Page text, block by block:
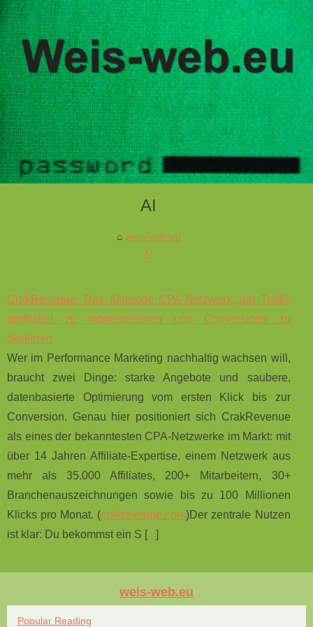
AI
weis-web.eu
AI
CrakRevenue: Das führende CPA‑Netzwerk, um Traffic
profitabel zu monetarisieren und Conversions zu
skalieren
Wer im Performance Marketing nachhaltig wachsen will,
braucht zwei Dinge: starke Angebote und saubere,
datenbasierte Optimierung vom ersten Klick bis zur
Conversion. Genau hier positioniert sich CrakRevenue
als eines der bekanntesten CPA‑Netzwerke im Markt: mit
über 14 Jahren Affiliate‑Expertise, einem Netzwerk aus
mehr als 35.000 Affiliates, 200+ Mitarbeitern, 30+
Branchenauszeichnungen sowie bis zu 100 Millionen
Klicks pro Monat. (crakrevenue.com)Der zentrale Nutzen
ist klar: Du bekommst ein S [...]
weis-web.eu
Popular Reading